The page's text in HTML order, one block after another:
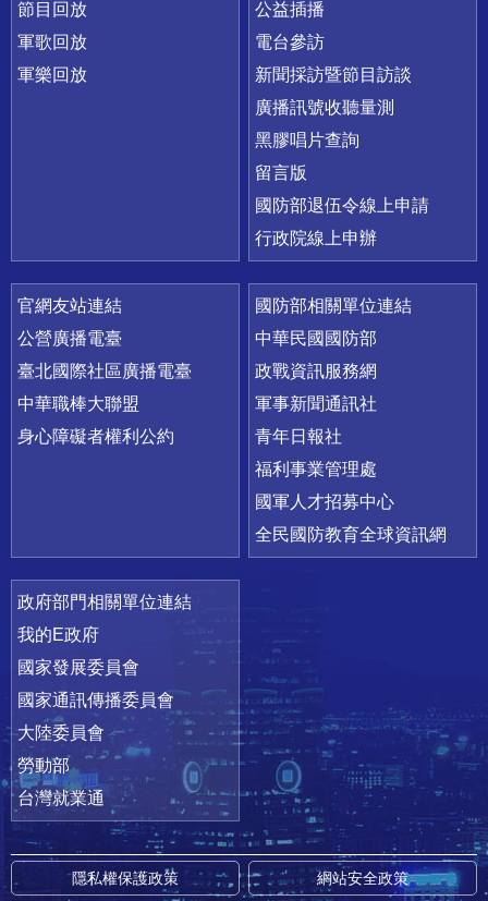
節目回放
軍歌回放
軍樂回放
公益插播
電台參訪
新聞採訪暨節目訪談
廣播訊號收聽量測
黑膠唱片查詢
留言版
國防部退伍令線上申請
行政院線上申辦
官網友站連結
公營廣播電臺
臺北國際社區廣播電臺
中華職棒大聯盟
身心障礙者權利公約
國防部相關單位連結
中華民國國防部
政戰資訊服務網
軍事新聞通訊社
青年日報社
福利事業管理處
國軍人才招募中心
全民國防教育全球資訊網
政府部門相關單位連結
我的E政府
國家發展委員會
國家通訊傳播委員會
大陸委員會
勞動部
台灣就業通
隱私權保護政策 網站安全政策